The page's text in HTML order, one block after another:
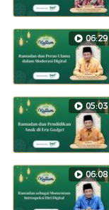
06:29
05:03
06:08